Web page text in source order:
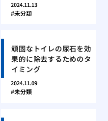
2024.11.13
未分類
頑固なトイレの尿石を効
果的に除去するためのタ
イミング
2024.11.09
未分類